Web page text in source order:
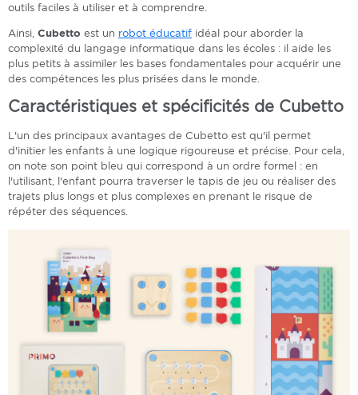
outils faciles à utiliser et à comprendre.
Ainsi, Cubetto est un robot éducatif idéal pour aborder la
complexité du langage informatique dans les écoles : il aide les
plus petits à assimiler les bases fondamentales pour acquérir une
des compétences les plus prisées dans le monde.
Caractéristiques et spécificités de Cubetto
L'un des principaux avantages de Cubetto est qu'il permet
d'initier les enfants à une logique rigoureuse et précise. Pour cela,
on note son point bleu qui correspond à un ordre formel : en
l'utilisant, l'enfant pourra traverser le tapis de jeu ou réaliser des
trajets plus longs et plus complexes en prenant le risque de
répéter des séquences.